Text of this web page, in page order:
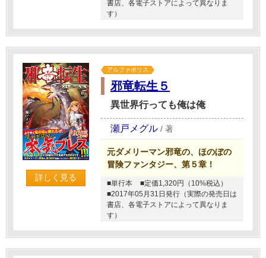
書店、各電子ストアによって異なりま
す）
詳しく見る
アルファポリス
邪竜転生５
異世界行っても俺は俺
瀬戸メグル / 著
元ダメリーマン邪竜の、ほのぼの
冒険ファンタジー、第５章！
■単行本
■定価1,320円（10%税込）
■2017年05月31日発行（実際の発売日は
書店、各電子ストアによって異なりま
す）